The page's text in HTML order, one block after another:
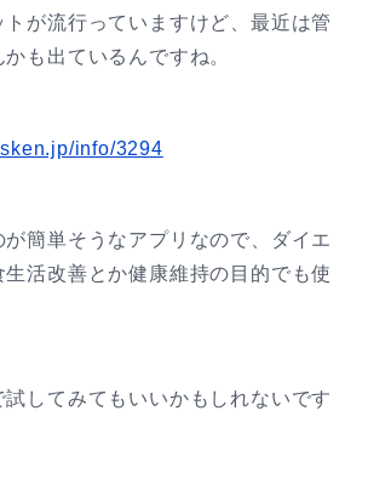
が流行っていますけど、最近は管
も出ているんですね。
info/3294
簡単そうなアプリなので、ダイエ
生活改善とか健康維持の目的でも使
してみてもいいかもしれないです